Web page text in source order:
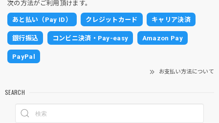
次の方法がご利用頂けます。
あと払い（Pay ID） クレジットカード キャリア決済
銀行振込 コンビニ決済・Pay-easy Amazon Pay
PayPal
お支払い方法について
SEARCH